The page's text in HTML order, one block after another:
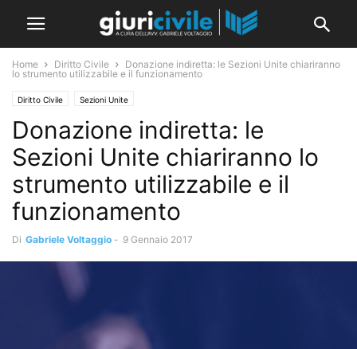
Home Diritto Civile
Donazione indiretta: le Sezioni Unite chiariranno
lo strumento utilizzabile e il funzionamento
Diritto Civile Sezioni Unite
Donazione indiretta: le
Sezioni Unite chiariranno lo
strumento utilizzabile e il
funzionamento
Di Gabriele Voltaggio - 9 Gennaio 2017